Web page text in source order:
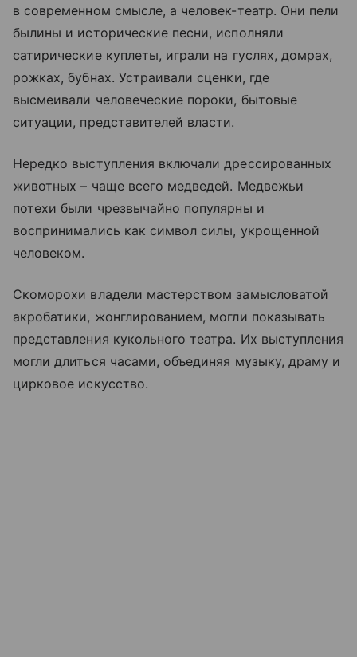
в современном смысле, а человек-театр. Они пели
былины и исторические песни, исполняли
сатирические куплеты, играли на гуслях, домрах,
рожках, бубнах. Устраивали сценки, где
высмеивали человеческие пороки, бытовые
ситуации, представителей власти.
Нередко выступления включали дрессированных
животных – чаще всего медведей. Медвежьи
потехи были чрезвычайно популярны и
воспринимались как символ силы, укрощенной
человеком.
Скоморохи владели мастерством замысловатой
акробатики, жонглированием, могли показывать
представления кукольного театра. Их выступления
могли длиться часами, объединяя музыку, драму и
цирковое искусство.